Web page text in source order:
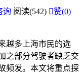
询 阅读(542) 赞(0)
越多上海市民的选
之部分驾驶者缺乏交
频发。本文将重点探